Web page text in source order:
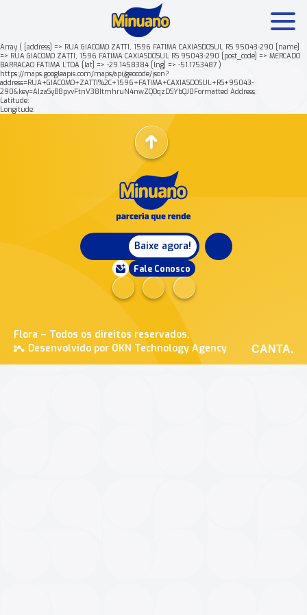
Array ( [address] => RUA GIACOMO ZATTI, 1596 FATIMA CAXIASDOSUL RS 95043-290 [name]
=> RUA GIACOMO ZATTI, 1596 FATIMA CAXIASDOSUL RS 95043-290 [post_code] => MERCADO
BARRACAO FATIMA LTDA [lat] => -29.1458384 [lng] => -51.1753487 )
https://maps.googleapis.com/maps/api/geocode/json?
address=RUA+GIACOMO+ZATTI%2C+1596+FATIMA+CAXIASDOSUL+RS+95043-
290&key=AIzaSyB8pvvFtnV38ItmhruN4nwZQOqzDSYbQJ0Formatted Address:
Latitude:
Longitude:
Baixe agora!
Fale Conosco
Flora – Todos os direitos reservados.
Desenvolvido por OKN Technology Agency
CANTA.
Mais buscados: Produtos Minuano Rende +
Nossa história